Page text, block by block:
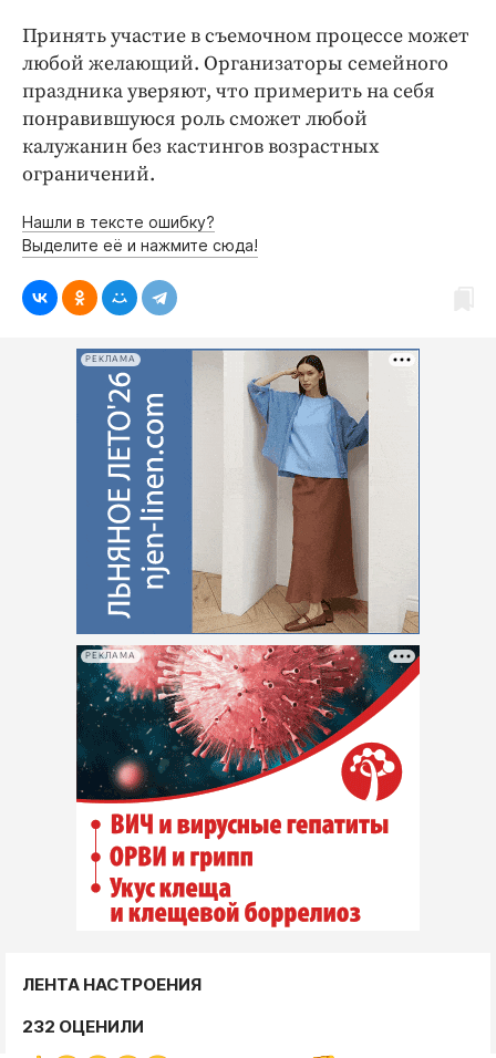
Принять участие в съемочном процессе может
любой желающий. Организаторы семейного
праздника уверяют, что примерить на себя
понравившуюся роль сможет любой
калужанин без кастингов возрастных
ограничений.
Нашли в тексте ошибку?
Выделите её и нажмите сюда!
РЕКЛАМА
РЕКЛАМА
ЛЕНТА НАСТРОЕНИЯ
232 ОЦЕНИЛИ